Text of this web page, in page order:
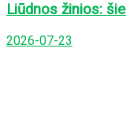
Liūdnos žinios:
2026-07-23